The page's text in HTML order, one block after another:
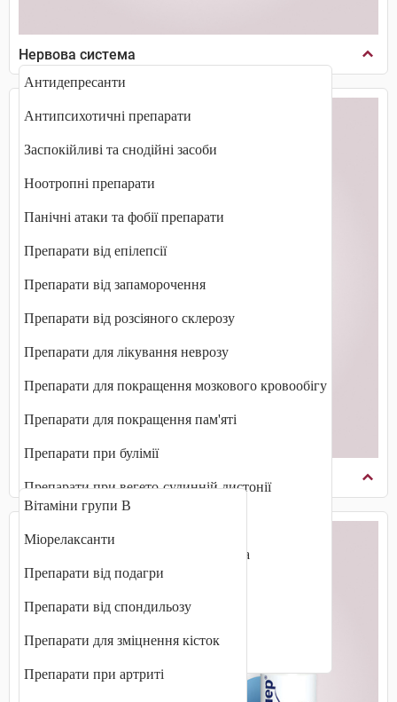
Нервова система
Антидепресанти
Антипсихотичні препарати
Заспокійливі та снодійні засоби
Ноотропні препарати
Панічні атаки та фобії препарати
Препарати від епілепсії
Препарати від запаморочення
Препарати від розсіяного склерозу
Препарати для лікування неврозу
Препарати для покращення мозкового кровообігу
Препарати для покращення пам'яті
Препарати при булімії
Препарати при вегето-судинній дистонії
Препарати при хворобі Альцгеймера
Вітаміни групи В
Міорелаксанти
Препарати від подагри
Препарати від спондильозу
Препарати для зміцнення кісток
Препарати при артриті